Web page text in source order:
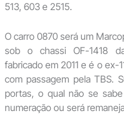
513, 603 e 2515.
O carro 0870 será um
sob o chassi OF-1418
fabricado em 2011 e é o ex-
com passagem pela TBS.
portas, o qual não se
numeração ou será